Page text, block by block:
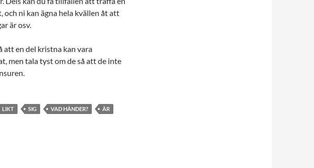
och ni kan ägna hela kvällen åt att
är osv.
att en del kristna kan vara
men tala tyst om de så att de inte
LIKT SIG VAD HÄNDER? ÄR